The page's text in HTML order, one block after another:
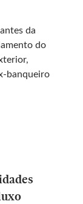
da
do
banqueiro